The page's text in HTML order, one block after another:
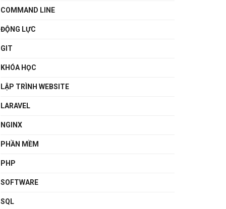
COMMAND LINE
ĐỘNG LỰC
GIT
KHÓA HỌC
LẬP TRÌNH WEBSITE
LARAVEL
NGINX
PHẦN MỀM
PHP
SOFTWARE
SQL